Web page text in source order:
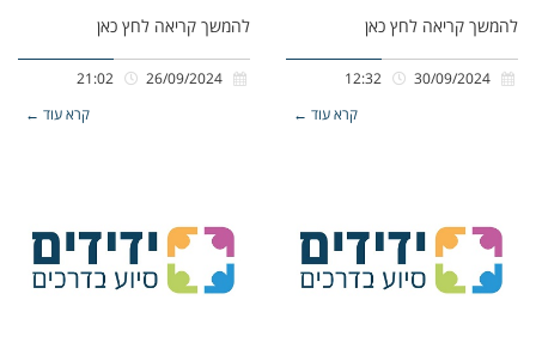
להמשך קריאה לחץ כאן
קרא עוד ←
להמשך קריאה לחץ כאן
קרא עוד ←